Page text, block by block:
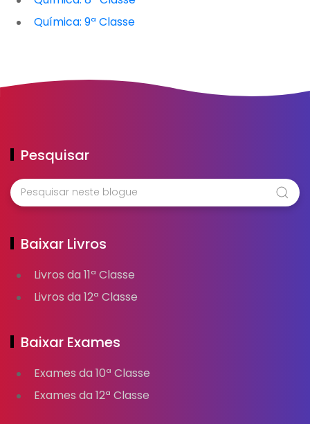
Química: 9ª Classe
Pesquisar
Baixar Livros
Livros da 11ª Classe
Livros da 12ª Classe
Baixar Exames
Exames da 10ª Classe
Exames da 12ª Classe